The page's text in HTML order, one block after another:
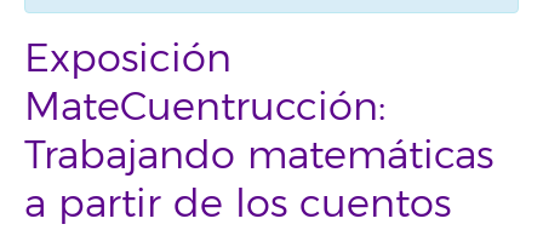
Exposición
MateCuentrucción:
Trabajando matemáticas
a partir de los cuentos